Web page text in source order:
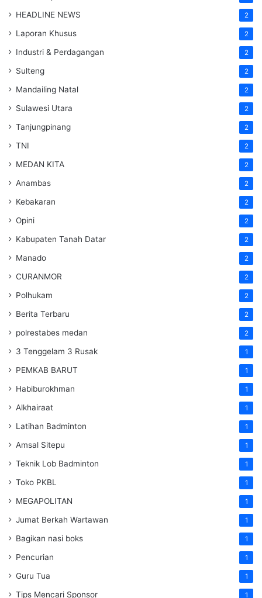
HEADLINE NEWS 2
Laporan Khusus 2
Industri & Perdagangan 2
Sulteng 2
Mandailing Natal 2
Sulawesi Utara 2
Tanjungpinang 2
TNI 2
MEDAN KITA 2
Anambas 2
Kebakaran 2
Opini 2
Kabupaten Tanah Datar 2
Manado 2
CURANMOR 2
Polhukam 2
Berita Terbaru 2
polrestabes medan 2
3 Tenggelam 3 Rusak 1
PEMKAB BARUT 1
Habiburokhman 1
Alkhairaat 1
Latihan Badminton 1
Amsal Sitepu 1
Teknik Lob Badminton 1
Toko PKBL 1
MEGAPOLITAN 1
Jumat Berkah Wartawan 1
Bagikan nasi boks 1
Pencurian 1
Guru Tua 1
Tips Mencari Sponsor 1